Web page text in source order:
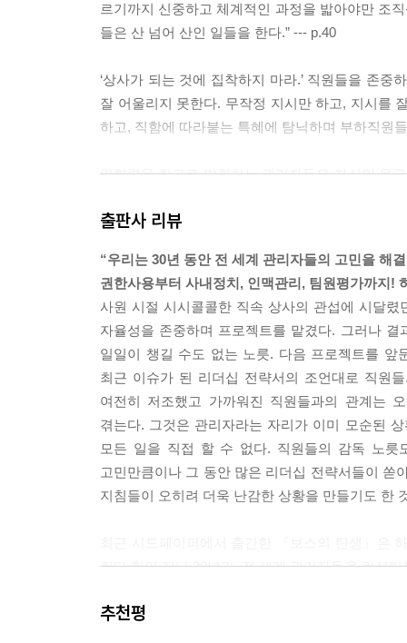
르기까지 신중하고 체계적인 과정을 밟아야만 조
들은 산 넘어 산인 일들을 한다.” --- p.40
‘상사가 되는 것에 집착하지 마라.’ 직원들을 존
잘 어울리지 못한다. 무작정 지시만 하고, 지시를
하고, 직함에 따라붙는 특혜에 탐닉하며 부하직원
영향력을 최고로 발휘하는 관리자들은 자신의 욕
을 갖춰야 한다는 말이 아니다. 다른 사람들이 편
또한 영향력을 갖춰야 자신의 기준을 거스르는
자리를 내줄 수밖에 없다. --- p.133
조직이란 본래 정치적 환경에 놓이기 마련이다.
의 인맥을 확대하여, 인맥 네트워크의 동료들과
-- p.146
인맥을 잘 관리하는 관리자들은 인맥이라고 해서
간을 쏟다 보면 일상에서 함께 하는 사람들에게
칠 것이다. ‘약한 연결 ’은 보통 일상업무 영역의
에서 핵심활동에 집중해야 한다. 이것이 전략적 사
출판사 리뷰
“우리는 30년 동안 전 세계 관리자들의 고민을 해
권한사용부터 사내정치, 인맥관리, 팀원평가까지!
사원 시절 시시콜콜한 직속 상사의 관섭에 시달
자율성을 존중하며 프로젝트를 맡겼다. 그러나
일일이 챙길 수도 없는 노릇. 다음 프로젝트를
최근 이슈가 된 리더십 전략서의 조언대로 직원
여전히 저조했고 가까워진 직원들과의 관계는
겪는다. 그것은 관리자라는 자리가 이미 모순된
모든 일을 직접 할 수 없다. 직원들의 감독 노릇
고민만큼이나 그 동안 많은 리더십 전략서들이 쏟
지침들이 오히려 더욱 난감한 상황을 만들기도 한
린다 힐이 지난 30년간, 전 세계 관리자들을 컨설
손꼽히는 린다 힐은 스털링 연구소를 비롯, 여
추천평